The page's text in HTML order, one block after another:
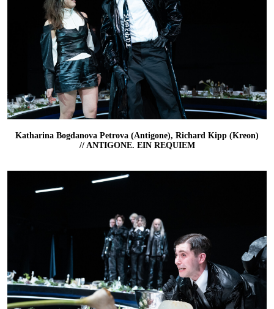
Katharina Bogdanova Petrova (Antigone), Richard Kipp (Kreon)
// ANTIGONE. EIN REQUIEM